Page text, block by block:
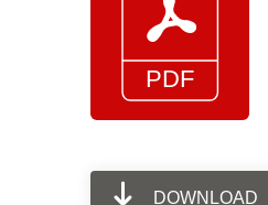
DOWNLOAD